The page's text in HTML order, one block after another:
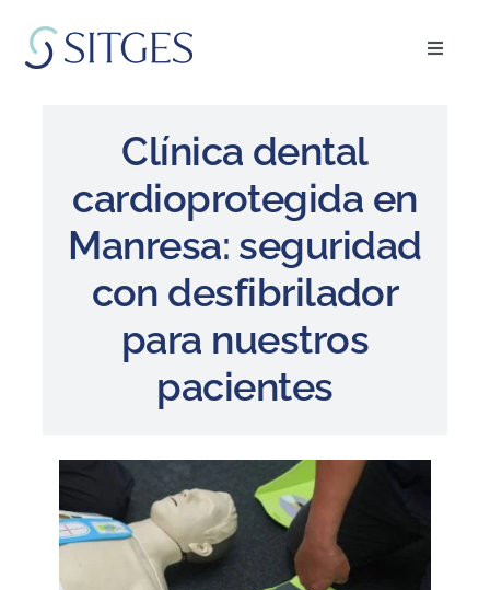
contenido
Toggle
El equipo
Pedir cita
Clínica dental
cardioprotegida en
Manresa: seguridad
con desfibrilador
para nuestros
pacientes